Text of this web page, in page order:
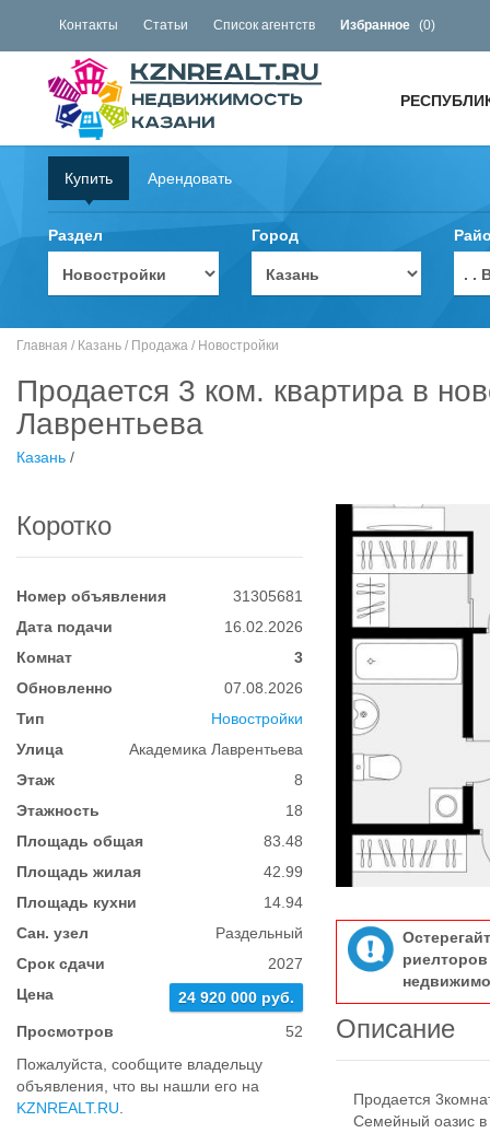
Контакты Статьи Список агентств Избранное (0)
Купить Арендовать
Раздел Город
. .
Главная / Казань / Продажа / Новостройки
Продается 3 ком. квартира в
Лаврентьева
Казань /
Коротко
Номер объявления
31305681
Дата подачи
16.02.2026
Комнат
3
Обновленно
07.08.2026
Тип
Новостройки
Улица
Академика Лаврентьева
Этаж
8
Этажность
18
Площадь общая
83.48
Площадь жилая
42.99
Площадь кухни
14.94
Сан. узел
Раздельный
Срок сдачи
2027
Цена
24 920 000 руб.
Просмотров
52
Пожалуйста, сообщите владельцу
объявления, что вы нашли его на
KZNREALT.RU
Описание
Продается
Семейный оазис в